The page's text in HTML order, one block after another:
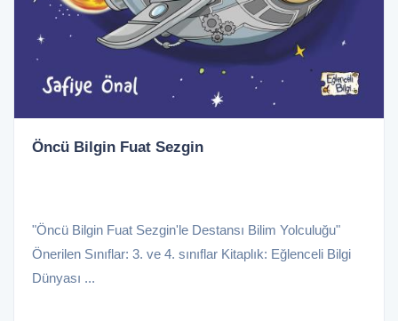
Öncü Bilgin Fuat Sezgin
"Öncü Bilgin Fuat Sezgin'le Destansı Bilim Yolculuğu"
Önerilen Sınıflar: 3. ve 4. sınıflar Kitaplık: Eğlenceli Bilgi
Dünyası ...